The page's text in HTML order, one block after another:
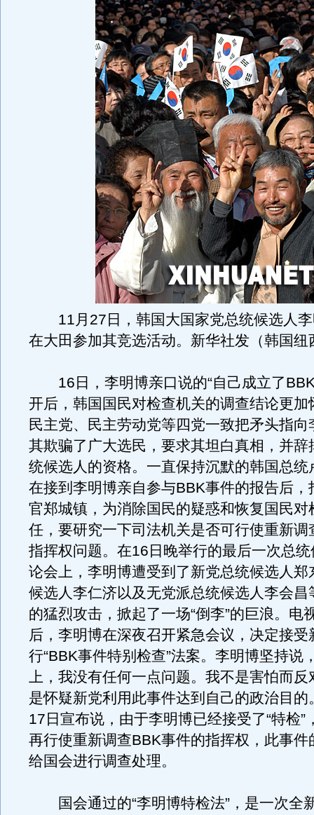
11月27日，韩国大国家党总统候选人李
在大田参加其竞选活动。新华社发（韩国纽
16日，李明博亲口说的“自己成立了BBK
开后，韩国国民对检查机关的调查结论更加
民主党、民主劳动党等四党一致把矛头指向
其欺骗了广大选民，要求其坦白真相，并辞
统候选人的资格。一直保持沉默的韩国总统
在接到李明博亲自参与BBK事件的报告后，
官郑城镇，为消除国民的疑惑和恢复国民对
任，要研究一下司法机关是否可行使重新调
指挥权问题。在16日晚举行的最后一次总
论会上，李明博遭受到了新党总统候选人郑
候选人李仁济以及无党派总统候选人李会昌
的猛烈攻击，掀起了一场“倒李”的巨浪。电
后，李明博在深夜召开紧急会议，决定接受
行“BBK事件特别检查”法案。李明博坚持说
上，我没有任何一点问题。我不是害怕而反
是怀疑新党利用此事件达到自己的政治目的
17日宣布说，由于李明博已经接受了“特检”
再行使重新调查BBK事件的指挥权，此事件
给国会进行调查处理。
国会通过的“李明博特检法”，是一次全